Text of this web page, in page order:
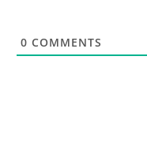
0 COMMENTS